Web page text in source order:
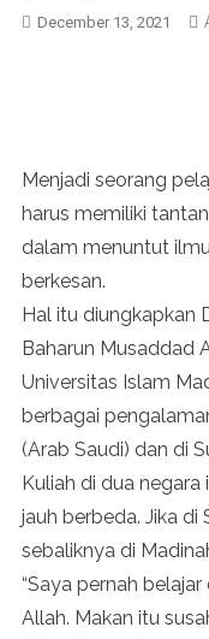
December 13, 2021
Menjadi seorang
harus memiliki
dalam menuntut
berkesan.
Hal itu diungkapkan
Baharun Musaddad
Universitas Islam
berbagai
(Arab Saudi) dan di
Kuliah di dua
jauh berbeda. Jika di
sebaliknya di
“Saya pernah
Allah. Makan itu